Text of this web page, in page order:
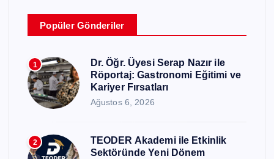
Popüler Gönderiler
1
Dr. Öğr. Üyesi Serap Nazır ile
Röportaj: Gastronomi Eğitimi ve
Kariyer Fırsatları
Ağustos 6, 2026
2
TEODER Akademi ile Etkinlik
Sektöründe Yeni Dönem